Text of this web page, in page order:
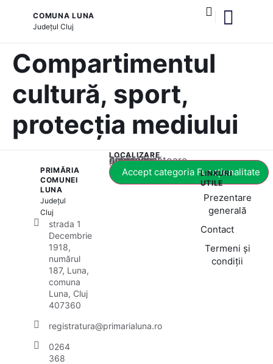
COMUNA LUNA
JudețulCluj
Compartimentul
cultură, sport,
protecția mediului
PRIMĂRIA
COMUNEI
LUNA
Județul
Cluj
strada 1
Decembrie
1918,
numărul
187, Luna,
comuna
Luna, Cluj
407360
registratura@primarialuna.ro
0264
368
LOCALIZARE
Acest conținut este blocat până când acceptați categoria corespunzătoare de cookie-uri.
Accept categoria Funcționalitate
LINKURI
UTILE
Prezentare
generală
Contact
Termeni și
condiții